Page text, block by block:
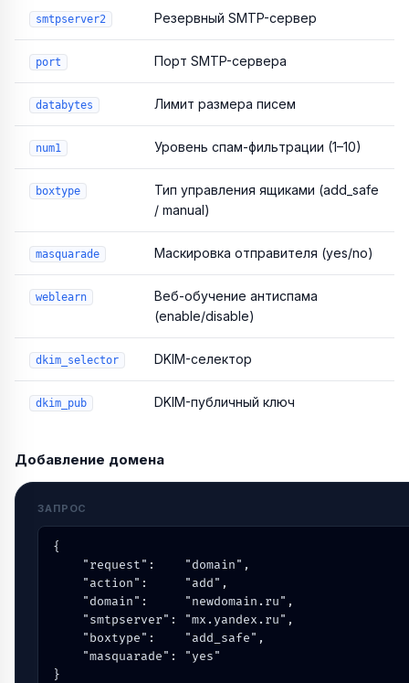
smtpserver2 Резервный SMTP-сервер
port Порт SMTP-сервера
databytes Лимит размера писем
num1 Уровень спам-фильтрации (1–10)
boxtype
Тип управления ящиками (add_safe
/ manual)
masquarade Маскировка отправителя (yes/no)
weblearn
Веб-обучение антиспама
(enable/disable)
dkim_selector DKIM-селектор
dkim_pub DKIM-публичный ключ
Добавление домена
ЗАПРОС
{
    "request":    "domain",
    "action":     "add",
    "domain":     "newdomain.ru",
    "smtpserver": "mx.yandex.ru",
    "boxtype":    "add_safe",
    "masquarade": "yes"
}